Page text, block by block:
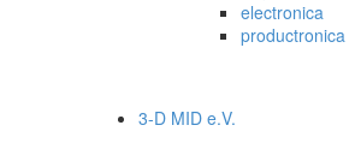
electronica
productronica
3-D MID e.V.